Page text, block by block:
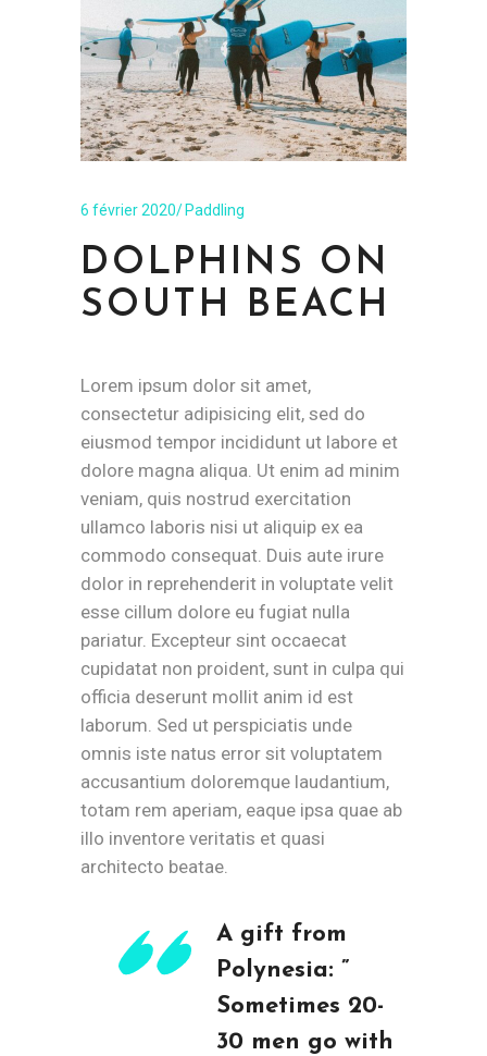
6 février 2020 Paddling
DOLPHINS ON
SOUTH BEACH
Lorem ipsum dolor sit amet,
consectetur adipisicing elit, sed do
eiusmod tempor incididunt ut labore et
dolore magna aliqua. Ut enim ad minim
veniam, quis nostrud exercitation
ullamco laboris nisi ut aliquip ex ea
commodo consequat. Duis aute irure
dolor in reprehenderit in voluptate velit
esse cillum dolore eu fugiat nulla
pariatur. Excepteur sint occaecat
cupidatat non proident, sunt in culpa qui
officia deserunt mollit anim id est
laborum. Sed ut perspiciatis unde
omnis iste natus error sit voluptatem
accusantium doloremque laudantium,
totam rem aperiam, eaque ipsa quae ab
illo inventore veritatis et quasi
architecto beatae.
A gift from
Polynesia: ”
Sometimes 20-
30 men go with